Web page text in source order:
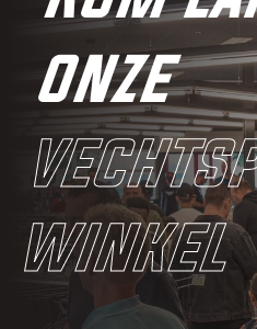
onze
winkel